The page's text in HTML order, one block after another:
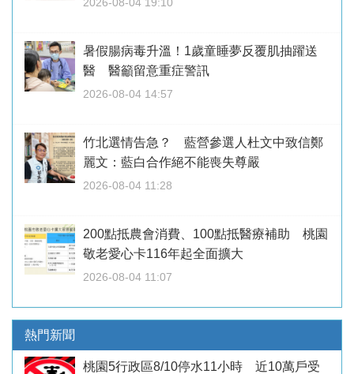
暑假腸病毒升溫！1歲童睡夢反覆肌抽躍送
醫 醫籲留意重症警訊
2026-08-04 14:57
竹北選情告急？ 藍營參選人杜文中致信鄭
麗文：藍白合作絕不能喪失尊嚴
2026-08-04 11:28
200點抵農會消費、100點抵醫療補助 桃園
敬老愛心卡116年起全面擴大
2026-08-04 11:07
熱門新聞
桃園5行政區8/10停水11小時 近10萬戶受